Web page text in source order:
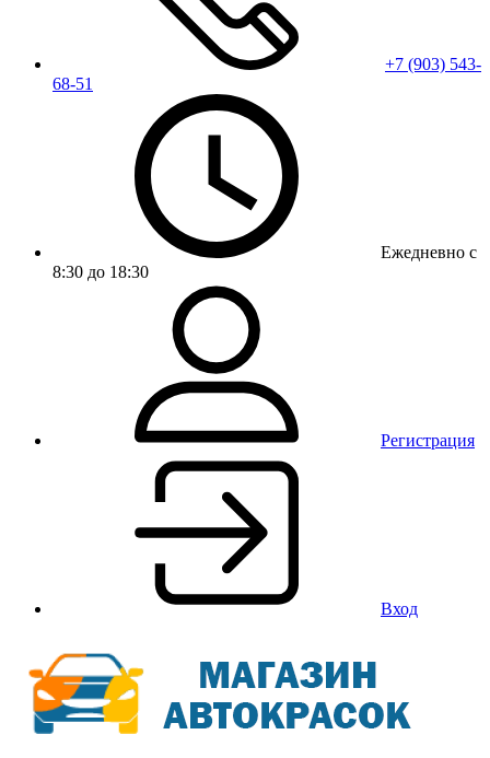
+7 (903) 543-
68-51
Ежедневно с
8:30 до 18:30
Регистрация
Вход